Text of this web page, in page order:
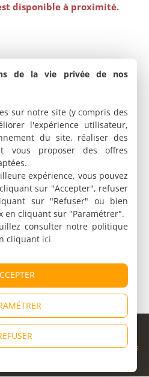
disponible à proximité.
1998 - 2026
|Confidentialité|CGU|Informations
de la vie privée de nos
sur notre site (y compris des
l'expérience utilisateur,
du site, réaliser des
vous proposer des offres
expérience, vous pouvez
sur "Accepter", refuser
sur "Refuser" ou bien
en cliquant sur "Paramétrer".
consulter notre politique
cliquant ici